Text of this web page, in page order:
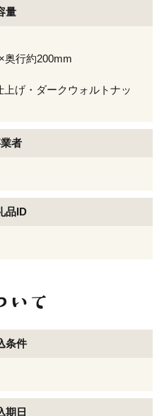
量
奥行約200mm
げ・ダークウォルトナッ
者
品ID
条件
期日